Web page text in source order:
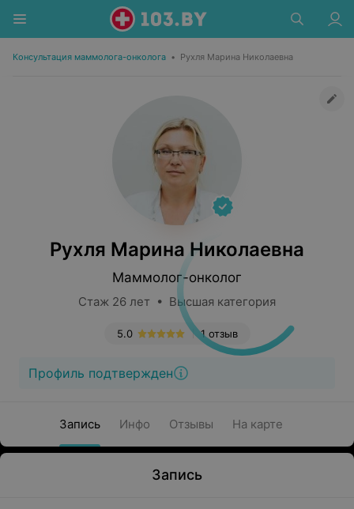
Консультация маммолога-онколога • Рухля Марина Николаевна
Рухля Марина Николаевна
Маммолог-онколог
Стаж 26 лет • Высшая категория
1 отзыв
5.0
Профиль подтвержден
Запись Инфо Отзывы На карте
Запись